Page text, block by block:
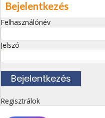
Bejelentkezés
Felhasználónév
Jelszó
Regisztrálok